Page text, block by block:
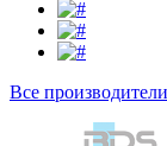
Все производители